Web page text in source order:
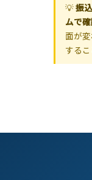
💡振
ムで確
面が
するこ